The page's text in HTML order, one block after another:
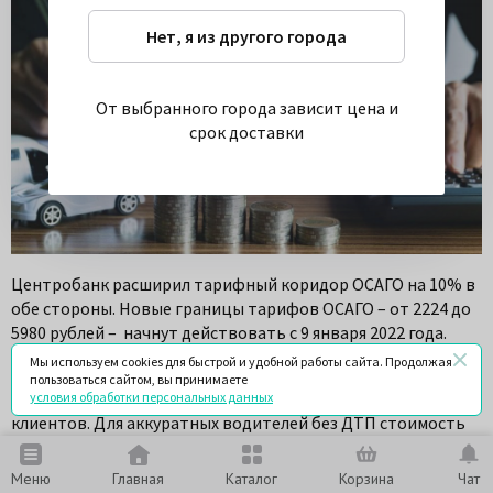
Меню Главная Каталог Корзина Чат
Центробанк расширил тарифный коридор ОСАГО на 10% в
обе стороны. Новые границы тарифов ОСАГО – от 2224 до
5980 рублей – начнут действовать с 9 января 2022 года.
Считается, что данные тарифы позволят страховым
компаниям более гибко подбирать полисы для своих
клиентов. Для аккуратных водителей без ДТП стоимость
страховки будет рассчитана по минимальному тарифу, а
вот тем, кто часто попадает в аварии, придется
Нет, я из другого города
От выбранного города зависит цена и
срок доставки
Мы используем cookies для быстрой и удобной работы сайта. Продолжая
пользоваться сайтом, вы принимаете
условия обработки персональных данных